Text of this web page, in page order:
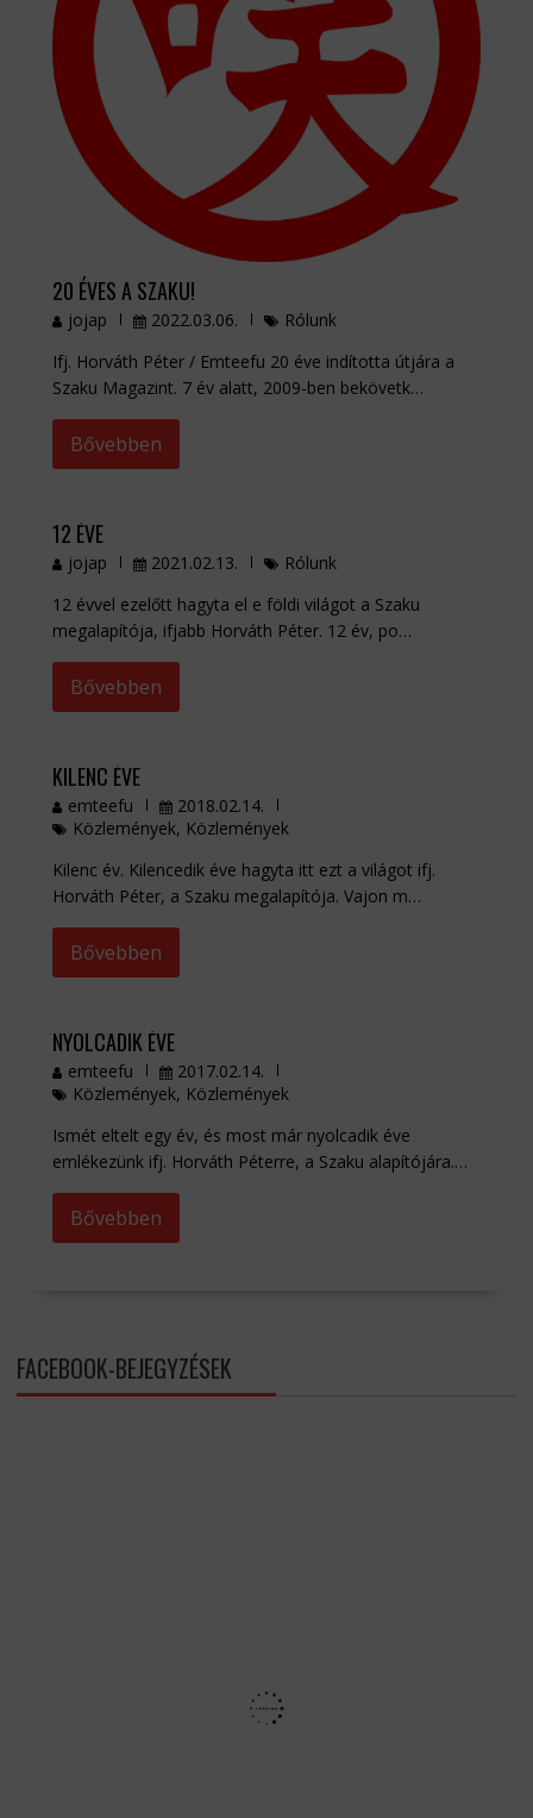
20 ÉVES A SZAKU!
jojap 2022.03.06.
Rólunk
Ifj. Horváth Péter / Emteefu 20 éve indította útjára a
Szaku Magazint. 7 év alatt, 2009-ben bekövetk…
Bővebben
12 ÉVE
jojap 2021.02.13.
Rólunk
12 évvel ezelőtt hagyta el e földi világot a Szaku
megalapítója, ifjabb Horváth Péter. 12 év, po…
Bővebben
KILENC ÉVE
emteefu
2018.02.14.
Közlemények, Közlemények
Kilenc év. Kilencedik éve hagyta itt ezt a világot ifj.
Horváth Péter, a Szaku megalapítója. Vajon m…
Bővebben
NYOLCADIK ÉVE
emteefu
2017.02.14.
Közlemények, Közlemények
Ismét eltelt egy év, és most már nyolcadik éve
emlékezünk ifj. Horváth Péterre, a Szaku alapítójára.…
Bővebben
FACEBOOK-BEJEGYZÉSEK